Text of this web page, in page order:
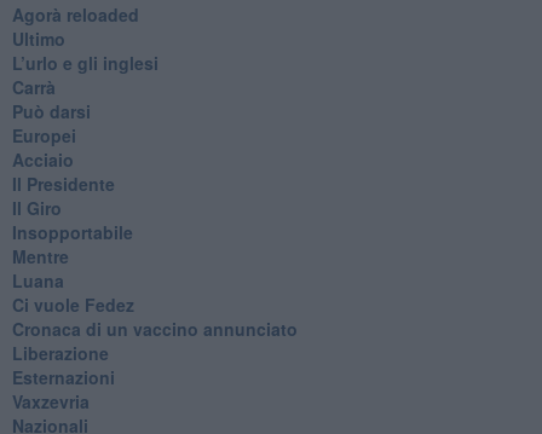
​Agorà reloaded
Ultimo
​L’urlo e gli inglesi
Carrà
Può darsi
Europei
Acciaio
Il Presidente
​Il Giro
Insopportabile
​Mentre
Luana
​Ci vuole Fedez
​Cronaca di un vaccino annunciato
​Liberazione
Esternazioni
Vaxzevria
Nazionali